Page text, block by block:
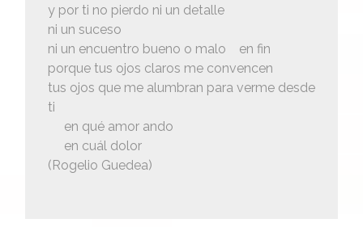
y por ti no pierdo ni un detalle
ni un suceso
ni un encuentro bueno o malo en fin
porque tus ojos claros me convencen
tus ojos que me alumbran para verme desde
ti
en qué amor ando
en cuál dolor
(Rogelio Guedea)